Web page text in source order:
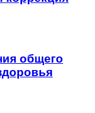
общего